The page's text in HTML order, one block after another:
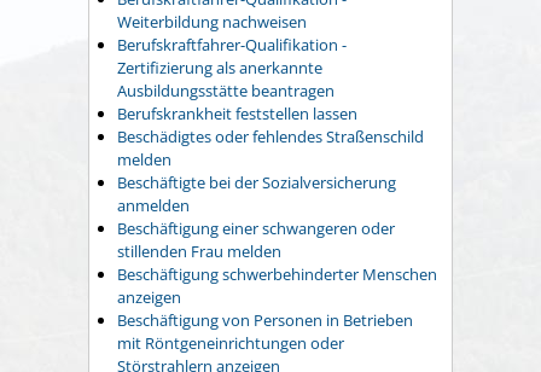
Weiterbildung nachweisen
Berufskraftfahrer-Qualifikation -
Zertifizierung als anerkannte
Ausbildungsstätte beantragen
Berufskrankheit feststellen lassen
Beschädigtes oder fehlendes Straßenschild
melden
Beschäftigte bei der Sozialversicherung
anmelden
Beschäftigung einer schwangeren oder
stillenden Frau melden
Beschäftigung schwerbehinderter Menschen
anzeigen
Beschäftigung von Personen in Betrieben
mit Röntgeneinrichtungen oder
Störstrahlern anzeigen